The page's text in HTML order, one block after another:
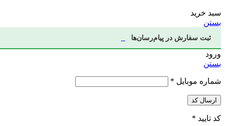
سبد خرید
بستن
ثبت سفارش در پیام‌رسان‌ها
ورود
بستن
شماره موبایل *
ارسال کد
کد تایید *